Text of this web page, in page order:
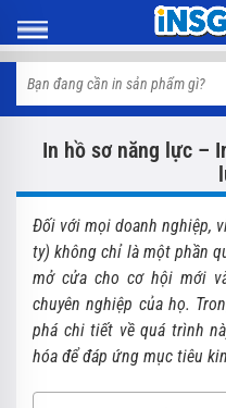
In hồ sơ năng lực –
Đối với mọi doanh nghiệp,
ty) không chỉ là một phần
mở cửa cho cơ hội mới
chuyên nghiệp của họ.
phá chi tiết về quá trình
hóa để đáp ứng mục tiêu